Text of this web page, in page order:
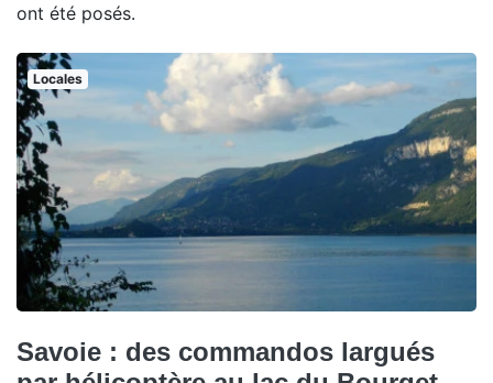
ont été posés.
Locales
Savoie : des commandos largués